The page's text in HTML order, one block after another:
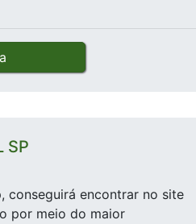
SP
conseguirá encontrar no site
por meio do maior